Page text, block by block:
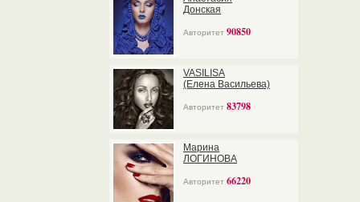
Донская
Авторитет 90850
VASILISA
(Елена Васильева)
Авторитет 83798
Марина
ЛОГИНОВА
Авторитет 66220